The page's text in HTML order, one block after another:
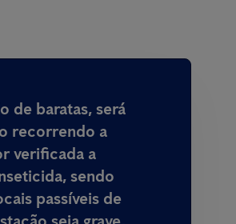
de baratas, será
recorrendo a
verificada a
sendo
passíveis de